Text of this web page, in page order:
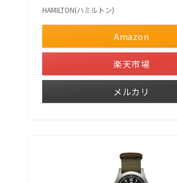
HAMILTON(ハミルトン)
Amazon
楽天市場
メルカリ